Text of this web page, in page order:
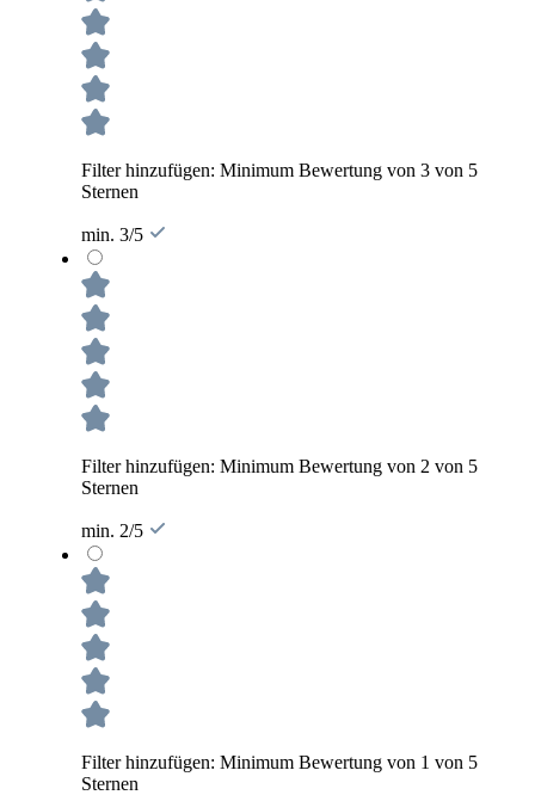
Filter hinzufügen: Minimum Bewertung von 3 von 5
Sternen
min. 3/5
Filter hinzufügen: Minimum Bewertung von 2 von 5
Sternen
min. 2/5
Filter hinzufügen: Minimum Bewertung von 1 von 5
Sternen